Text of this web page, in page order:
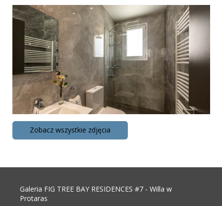
Zobacz wszystkie zdjęcia
Galeria FIG TREE BAY RESIDENCES #7 - Willa w
Protaras